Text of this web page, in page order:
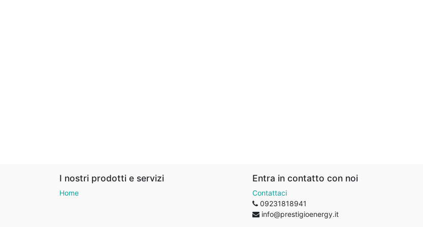
I nostri prodotti e servizi
Home
Entra in contatto con noi
Contattaci
09231818941
info@prestigioenergy.it